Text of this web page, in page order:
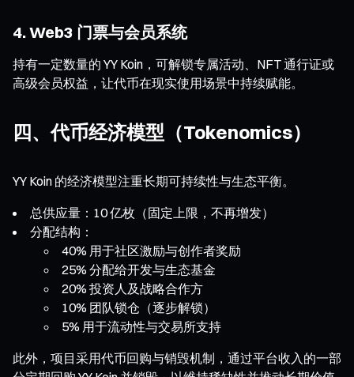
4. Web3 门票与会员系统
持有一定数量的 YY Koin，可解锁专属活动、NFT 通行证或
高级会员权益，让代币在现实使用场景中持续赋能。
四、代币经济模型（Tokenomics）
YY Koin 的经济模型注重长期可持续性与生态平衡。
总供应量：10 亿枚（固定上限，不再增发）
分配结构：
40% 用于社区激励与创作者奖励
25% 分配给开发与生态基金
20% 投资人及战略合作方
10% 团队锁仓（逐步解锁）
5% 用于流动性与交易所支持
此外，项目采用代币回购与销毁机制，通过平台收入的一部